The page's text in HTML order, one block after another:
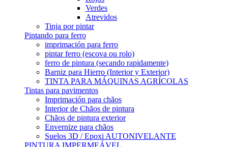
Verdes
Atrevidos
Tinja por pintar
Pintando para ferro
imprimación para ferro
pintar ferro (escova ou rolo)
ferro de pintura (secando rapidamente)
Barniz para Hierro (Interior y Exterior)
TINTA PARA MÁQUINAS AGRÍCOLAS
Tintas para pavimentos
Imprimación para chãos
Interior de Chãos de pintura
Chãos de pintura exterior
Envernize para chãos
Suelos 3D / Epoxi AUTONIVELANTE
PINTURA IMPERMEÁVEL